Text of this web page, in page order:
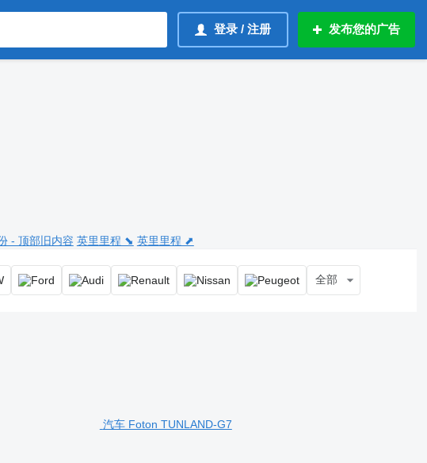
登录 / 注册 发布您的广告
- 顶部旧内容 英里里程 ⬊ 英里里程 ⬈
全部
汽车 Foton TUNLAND-G7